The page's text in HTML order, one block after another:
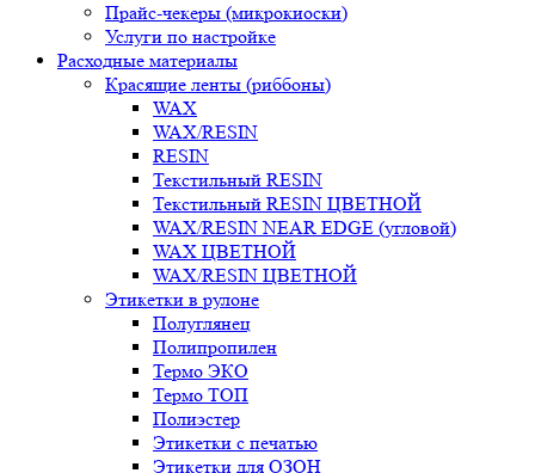
Прайс-чекеры (микрокиоски)
Услуги по настройке
Расходные материалы
Красящие ленты (риббоны)
WAX
WAX/RESIN
RESIN
Текстильный RESIN
Текстильный RESIN ЦВЕТНОЙ
WAX/RESIN NEAR EDGE (угловой)
WAX ЦВЕТНОЙ
WAX/RESIN ЦВЕТНОЙ
Этикетки в рулоне
Полуглянец
Полипропилен
Термо ЭКО
Термо ТОП
Полиэстер
Этикетки с печатью
Этикетки для ОЗОН